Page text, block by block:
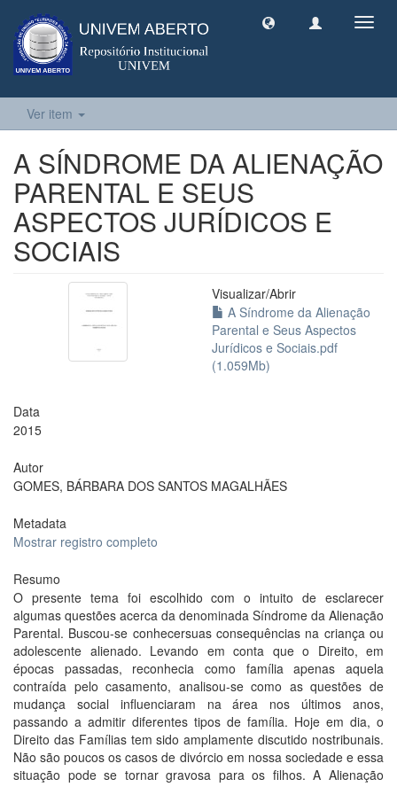
Ver item
A SÍNDROME DA ALIENAÇÃO
PARENTAL E SEUS
ASPECTOS JURÍDICOS E
SOCIAIS
Visualizar/Abrir
A Síndrome da Alienação
Parental e Seus Aspectos
Jurídicos e Sociais.pdf
(1.059Mb)
Data
2015
Autor
GOMES, BÁRBARA DOS SANTOS MAGALHÃES
Metadata
Mostrar registro completo
Resumo
O presente tema foi escolhido com o intuito de esclarecer
algumas questões acerca da denominada Síndrome da Alienação
Parental. Buscou-se conhecersuas consequências na criança ou
adolescente alienado. Levando em conta que o Direito, em
épocas passadas, reconhecia como família apenas aquela
contraída pelo casamento, analisou-se como as questões de
mudança social influenciaram na área nos últimos anos,
passando a admitir diferentes tipos de família. Hoje em dia, o
Direito das Famílias tem sido amplamente discutido nostribunais.
Não são poucos os casos de divórcio em nossa sociedade e essa
situação pode se tornar gravosa para os filhos. A Alienação